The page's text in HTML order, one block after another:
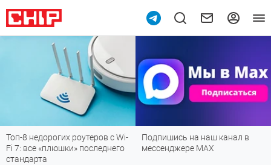
Топ-8 недорогих роутеров с Wi-
Fi 7: все «плюшки» последнего
стандарта
Подпишись на наш канал в
мессенджере МАХ